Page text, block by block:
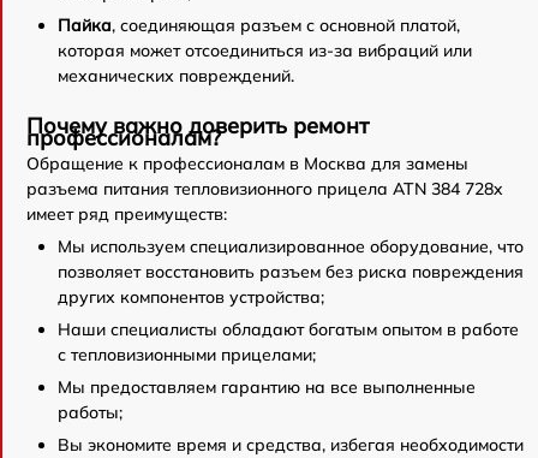
Пайка, соединяющая разъем с основной платой,
которая может отсоединиться из-за вибраций или
механических повреждений.
Почему важно доверить ремонт
профессионалам?
Обращение к профессионалам в Москва для замены
разъема питания тепловизионного прицела ATN 384 728x
имеет ряд преимуществ:
Мы используем специализированное оборудование, что
позволяет восстановить разъем без риска повреждения
других компонентов устройства;
Наши специалисты обладают богатым опытом в работе
с тепловизионными прицелами;
Мы предоставляем гарантию на все выполненные
работы;
Вы экономите время и средства, избегая необходимости